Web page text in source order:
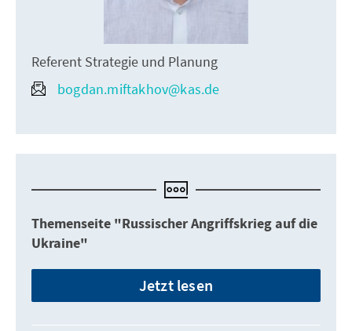
Referent Strategie und Planung
bogdan.miftakhov@kas.de
Themenseite "Russischer Angriffskrieg auf die
Ukraine"
Jetzt lesen